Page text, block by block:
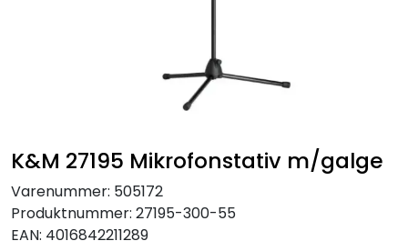
K&M 27195 Mikrofonstativ m/galge
Varenummer: 505172
Produktnummer: 27195-300-55
EAN: 4016842211289